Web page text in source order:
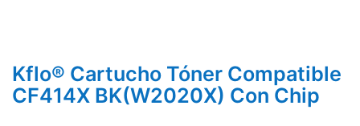
Kflo® Cartucho Tóner Compatible
CF414X BK(W2020X) Con Chip